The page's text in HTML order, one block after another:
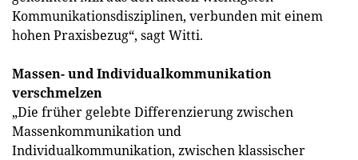
Kommunikationsdisziplinen, verbunden mit einem
hohen Praxisbezug“, sagt Witti.
Massen- und Individualkommunikation
verschmelzen
„Die früher gelebte Differenzierung zwischen
Massenkommunikation und
Individualkommunikation, zwischen klassischer